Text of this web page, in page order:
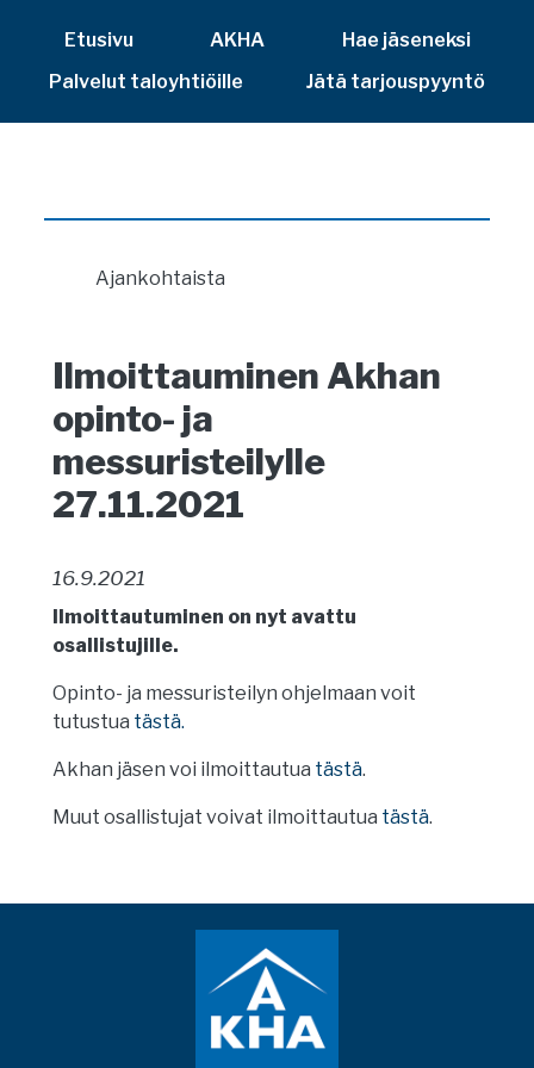
Etusivu AKHA
Hae jäseneksi
Palvelut taloyhtiöille
Jätä tarjouspyyntö
Ajankohtaista
Ilmoittauminen Akhan
opinto- ja
messuristeilylle
27.11.2021
16.9.2021
Ilmoittautuminen on nyt avattu
osallistujille.
Opinto- ja messuristeilyn ohjelmaan voit
tutustua tästä.
Akhan jäsen voi ilmoittautua tästä.
Muut osallistujat voivat ilmoittautua tästä.